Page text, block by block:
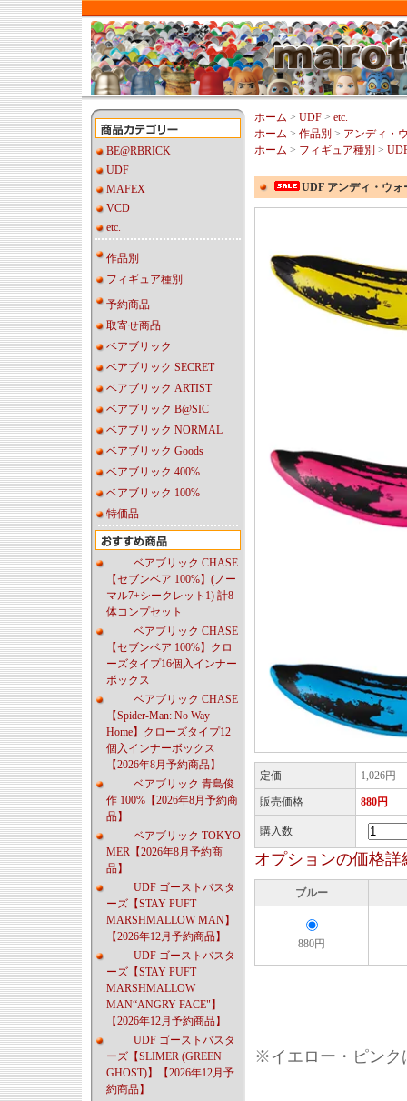
BE@RBRICK
UDF
MAFEX
VCD
etc.
作品別
フィギュア種別
予約商品
取寄せ商品
ベアブリック
ベアブリック SECRET
ベアブリック ARTIST
ベアブリック B@SIC
ベアブリック NORMAL
ベアブリック Goods
ベアブリック 400%
ベアブリック 100%
特価品
ベアブリック CHASE
【セブンベア 100%】(ノー
マル7+シークレット1) 計8
体コンプセット
ベアブリック CHASE
【セブンベア 100%】クロ
ーズタイプ16個入インナー
ボックス
ベアブリック CHASE
【Spider-Man: No Way
Home】クローズタイプ12
個入インナーボックス
【2026年8月予約商品】
ベアブリック 青島俊
作 100%【2026年8月予約商
品】
ベアブリック TOKYO
MER【2026年8月予約商
品】
UDF ゴーストバスタ
ーズ【STAY PUFT
MARSHMALLOW MAN】
【2026年12月予約商品】
UDF ゴーストバスタ
ーズ【STAY PUFT
MARSHMALLOW
MAN“ANGRY FACE"】
【2026年12月予約商品】
UDF ゴーストバスタ
ーズ【SLIMER (GREEN
GHOST)】【2026年12月予
約商品】
ホーム > UDF > etc.
ホーム > 作品別 > アンディ・
ホーム > フィギュア種別 >
UDF アンディ・ウ
定価 1,026円
販売価格 880円
購入数
オプションの価格詳
ブルー
880円
※イエロー・ピン